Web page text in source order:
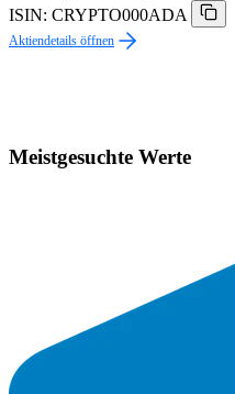
ISIN: CRYPTO000ADA
Aktiendetails öffnen
Meistgesuchte Werte